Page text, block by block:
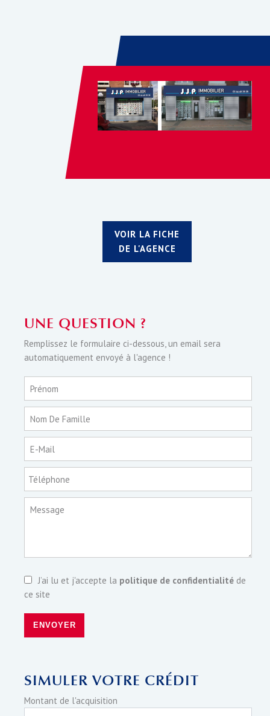
VOIR LA FICHE
DE L'AGENCE
UNE QUESTION ?
Remplissez le formulaire ci-dessous, un email sera
automatiquement envoyé à l'agence !
Prénom
Nom De Famille
E-Mail
Téléphone
Message
J’ai lu et j'accepte la politique de confidentialité de
ce site
ENVOYER
SIMULER VOTRE CRÉDIT
Montant de l'acquisition